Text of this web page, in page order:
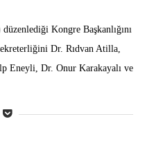
Kongre Başkanlığını
Dr. Rıdvan Atilla,
Eneyli, Dr. Onur Karakayalı ve